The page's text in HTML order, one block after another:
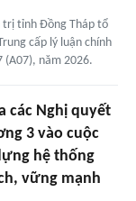
trị tỉnh Đồng Tháp tổ
cấp lý luận chính
năm 2026.
các Nghị quyết
3 vào cuộc
hệ thống
vững mạnh